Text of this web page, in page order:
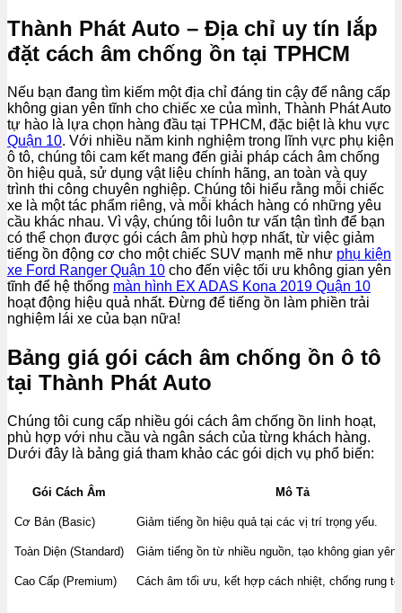
Thành Phát Auto – Địa chỉ uy tín lắp
đặt cách âm chống ồn tại TPHCM
Nếu bạn đang tìm kiếm một địa chỉ đáng tin cậy để nâng cấp
không gian yên tĩnh cho chiếc xe của mình, Thành Phát Auto
tự hào là lựa chọn hàng đầu tại TPHCM, đặc biệt là khu vực
Quận 10. Với nhiều năm kinh nghiệm trong lĩnh vực phụ kiện
ô tô, chúng tôi cam kết mang đến giải pháp cách âm chống
ồn hiệu quả, sử dụng vật liệu chính hãng, an toàn và quy
trình thi công chuyên nghiệp. Chúng tôi hiểu rằng mỗi chiếc
xe là một tác phẩm riêng, và mỗi khách hàng có những yêu
cầu khác nhau. Vì vậy, chúng tôi luôn tư vấn tận tình để bạn
có thể chọn được gói cách âm phù hợp nhất, từ việc giảm
tiếng ồn động cơ cho một chiếc SUV mạnh mẽ như phụ kiện
xe Ford Ranger Quận 10 cho đến việc tối ưu không gian yên
tĩnh để hệ thống màn hình EX ADAS Kona 2019 Quận 10
hoạt động hiệu quả nhất. Đừng để tiếng ồn làm phiền trải
nghiệm lái xe của bạn nữa!
Bảng giá gói cách âm chống ồn ô tô
tại Thành Phát Auto
Chúng tôi cung cấp nhiều gói cách âm chống ồn linh hoạt,
phù hợp với nhu cầu và ngân sách của từng khách hàng.
Dưới đây là bảng giá tham khảo các gói dịch vụ phổ biến:
Gói Cách Âm Mô Tả
Cơ Bản (Basic) Giảm tiếng ồn hiệu quả tại các vị trí trọng yếu.
Toàn Diện (Standard) Giảm tiếng ồn từ nhiều nguồn, tạo không gian yên
Cao Cấp (Premium) Cách âm tối ưu, kết hợp cách nhiệt, chống rung